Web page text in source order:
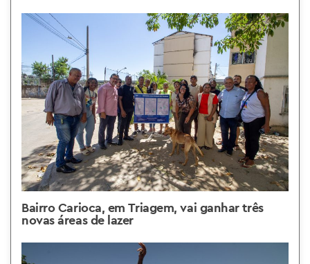
Bairro Carioca, em Triagem, vai ganhar três
novas áreas de lazer